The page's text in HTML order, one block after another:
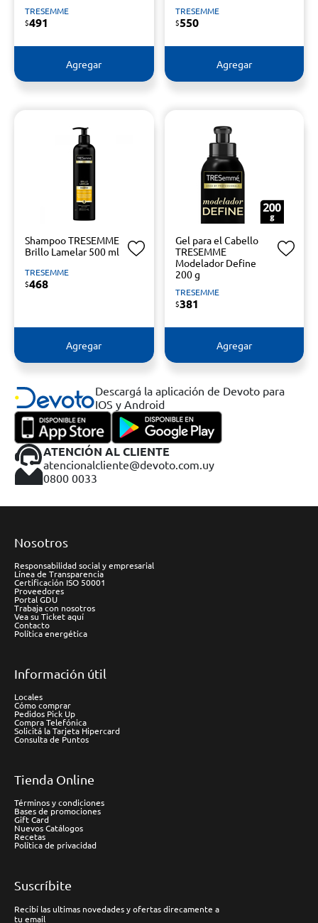
TRESEMME
$491
Agregar
TRESEMME
$550
Agregar
Shampoo TRESEMME
Brillo Lamelar 500 ml
TRESEMME
$468
Agregar
Gel para el Cabello
TRESEMME
Modelador Define
200 g
TRESEMME
$381
Agregar
Descargá la aplicación de Devoto para
IOS y Android
ATENCIÓN AL CLIENTE
atencionalcliente@devoto.com.uy
0800 0033
Nosotros
Responsabilidad social y empresarial
Línea de Transparencia
Certificación ISO 50001
Proveedores
Portal GDU
Trabaja con nosotros
Vea su Ticket aquí
Contacto
Política energética
Información útil
Locales
Cómo comprar
Pedidos Pick Up
Compra Telefónica
Solicitá la Tarjeta Hipercard
Consulta de Puntos
Tienda Online
Términos y condiciones
Bases de promociones
Gift Card
Nuevos Catálogos
Recetas
Política de privacidad
Suscríbite
Recibí las ultimas novedades y ofertas direcamente a
tu email